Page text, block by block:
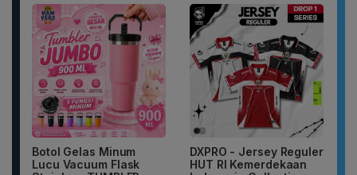
Botol Gelas Minum
Lucu Vacuum Flask
DXPRO - Jersey Reguler
HUT RI Kemerdekaan